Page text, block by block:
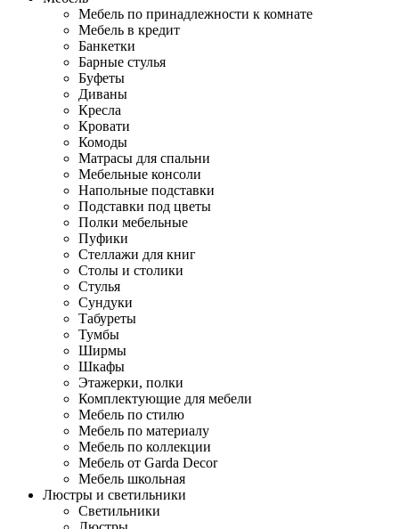
Мебель по принадлежности к комнате
Мебель в кредит
Банкетки
Барные стулья
Буфеты
Диваны
Кресла
Кровати
Комоды
Матрасы для спальни
Мебельные консоли
Напольные подставки
Подставки под цветы
Полки мебельные
Пуфики
Стеллажи для книг
Столы и столики
Стулья
Сундуки
Табуреты
Тумбы
Ширмы
Шкафы
Этажерки, полки
Комплектующие для мебели
Мебель по стилю
Мебель по материалу
Мебель по коллекции
Мебель от Garda Decor
Мебель школьная
Люстры и светильники
Светильники